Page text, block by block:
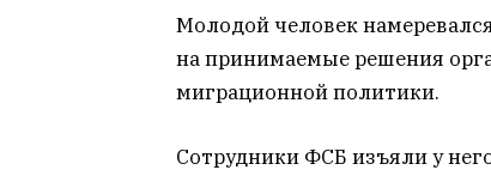
Молодой человек
на принимаемые решения
миграционной политики.
Сотрудники ФСБ изъяли у